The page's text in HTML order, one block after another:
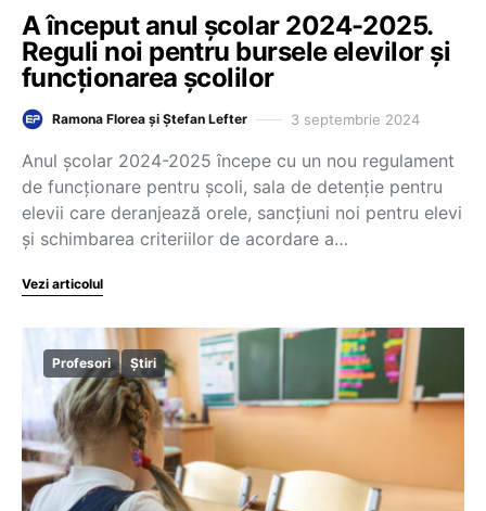
A început anul școlar 2024-2025.
Reguli noi pentru bursele elevilor și
funcționarea școlilor
Ramona Florea și Ștefan Lefter 3 septembrie 2024
Anul școlar 2024-2025 începe cu un nou regulament
de funcționare pentru școli, sala de detenție pentru
elevii care deranjează orele, sancțiuni noi pentru elevi
și schimbarea criteriilor de acordare a…
Vezi articolul
Profesori Știri